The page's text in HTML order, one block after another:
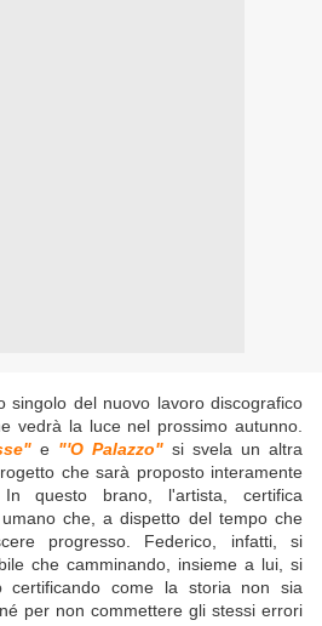
singolo del nuovo lavoro discografico
vedrà la luce nel prossimo autunno.
e "'O Palazzo" si svela un altra
che sarà proposto interamente
questo brano, l'artista, certifica
che, a dispetto del tempo che
progresso. Federico, infatti, si
che camminando, insieme a lui, si
certificando come la storia non sia
per non commettere gli stessi errori